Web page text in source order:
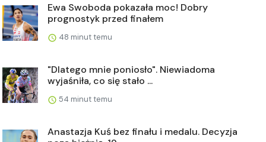
Ewa Swoboda pokazała moc! Dobry
prognostyk przed finałem
48 minut temu
"Dlatego mnie poniosło". Niewiadoma
wyjaśniła, co się stało ...
54 minut temu
Anastazja Kuś bez finału i medalu. Decyzja